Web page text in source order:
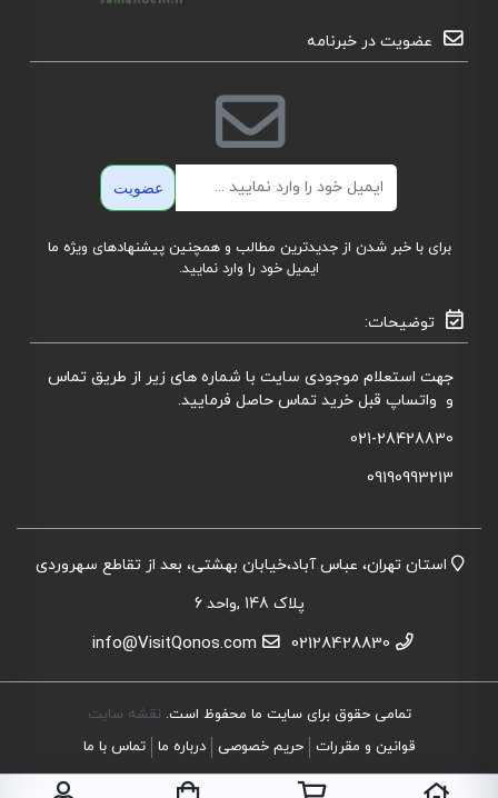
عضویت در خبرنامه
عضویت
برای با خبر شدن از جدیدترین مطالب و همچنین پیشنهادهای ویژه ما
ایمیل خود را وارد نمایید.
توضیحات:
جهت استعلام موجودی سایت با شماره های زیر از طریق تماس
و واتساپ قبل خرید تماس حاصل فرمایید.
021-28428830
09190993213
استان تهران، عباس آباد،خیابان بهشتی، بعد از تقاطع سهروردی
پلاک 148 ,واحد 6
02128428830
info@VisitQonos.com
تمامی حقوق برای سایت ما محفوظ است. نقشه سایت
قوانین و مقررات
حریم خصوصی درباره ما تماس با ما